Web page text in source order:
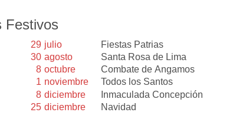
Festivos
29 julio
Fiestas Patrias
30 agosto
Santa Rosa de Lima
8 octubre
Combate de Angamos
1 noviembre
Todos los Santos
8 diciembre
Inmaculada Concepción
25 diciembre Navidad